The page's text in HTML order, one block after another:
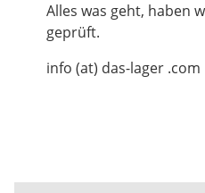
Alles was geht, haben
geprüft.
info (at) das-lager .com